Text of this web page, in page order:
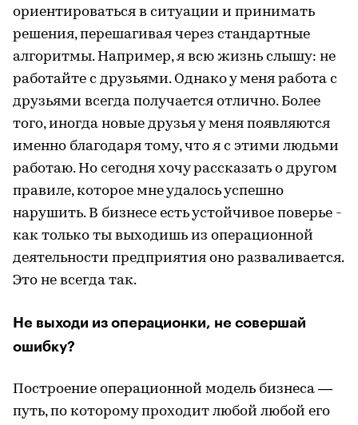
ориентироваться в ситуации и принимать
решения, перешагивая через стандартные
алгоритмы. Например, я всю жизнь слышу: не
работайте с друзьями. Однако у меня работа с
друзьями всегда получается отлично. Более
того, иногда новые друзья у меня появляются
именно благодаря тому, что я с этими людьми
работаю. Но сегодня хочу рассказать о другом
правиле, которое мне удалось успешно
нарушить. В бизнесе есть устойчивое поверье -
как только ты выходишь из операционной
деятельности предприятия оно разваливается.
Это не всегда так.
Не выходи из операционки, не совершай
ошибку?
Построение операционной модель бизнеса —
путь, по которому проходит любой любой его